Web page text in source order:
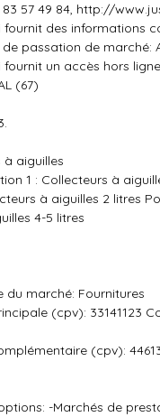
83 57 49 84, http://
des informations
passation de marché:
un accès hors
(67)
à aiguilles
1 : Collecteurs à
à aiguilles 2 litres
4-5 litres
du marché: Fournitures
(cpv): 33141123
(cpv):
-Marchés de